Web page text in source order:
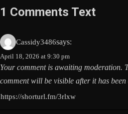
1 Comments Text
Cassidy3486says:
April 18, 2026 at 9:30 pm
Your comment is awaiting moderation.
comment will be visible after it has been
https://shorturl.fm/3rlxw